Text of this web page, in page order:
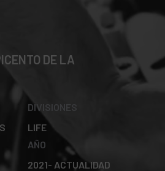
DE LA
DIVISIONES
LIFE
AÑO
2021- ACTUALIDAD